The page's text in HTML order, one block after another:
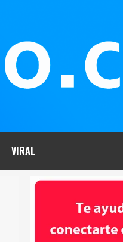
VIRAL